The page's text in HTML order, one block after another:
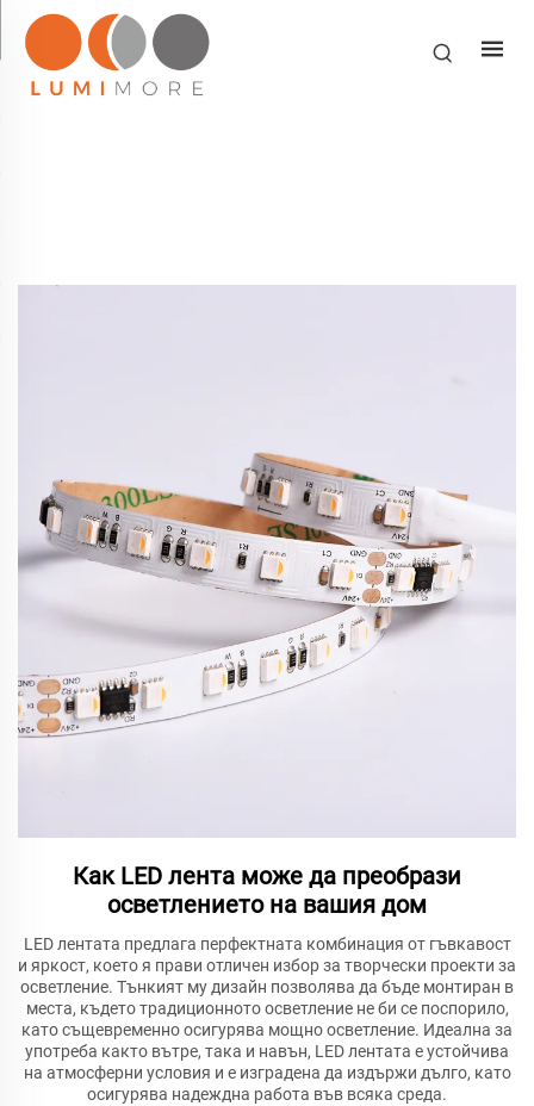
Как LED лента може да преобрази
осветлението на вашия дом
LED лентата предлага перфектната комбинация от гъвкавост
и яркост, което я прави отличен избор за творчески проекти за
осветление. Тънкият му дизайн позволява да бъде монтиран в
места, където традиционното осветление не би се поспорило,
като същевременно осигурява мощно осветление. Идеална за
употреба както вътре, така и навън, LED лентата е устойчива
на атмосферни условия и е изградена да издържи дълго, като
осигурява надеждна работа във всяка среда.